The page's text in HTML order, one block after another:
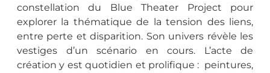
constellation du Blue Theater Project pour
explorer la thématique de la tension des liens,
entre perte et disparition. Son univers révèle les
vestiges d’un scénario en cours. L’acte de
création y est quotidien et prolifique : peintures,